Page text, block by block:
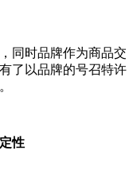
同时品牌作为商品交
了以品牌的号召特许
性